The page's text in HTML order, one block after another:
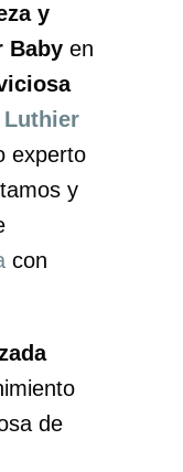
y
Babyen
Luthier
experto
y
con
de